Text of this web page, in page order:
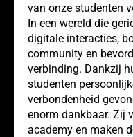
van onze studenten
In een wereld die
digitale interacties,
community en
verbinding. Dankzij
studenten
verbondenheid
enorm dankbaar. Zij
academy en maken